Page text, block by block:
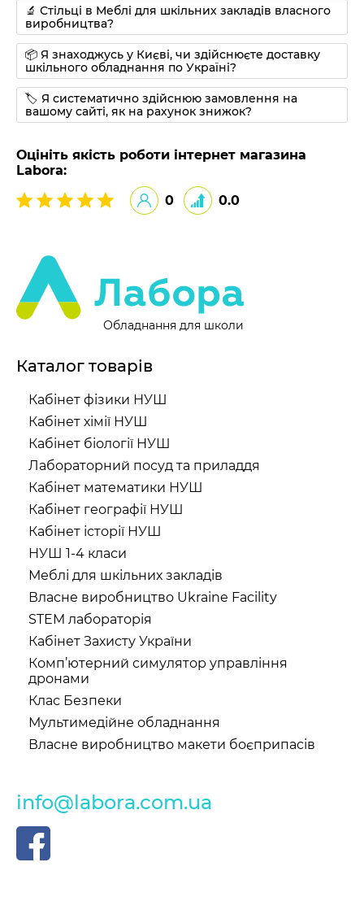
🔬 Стільці в Меблі для шкільних закладів власного
виробництва?
📦 Я знаходжусь у Києві, чи здійснюєте доставку
шкільного обладнання по Україні?
🏷 Я систематично здійснюю замовлення на
вашому сайті, як на рахунок знижок?
Оцініть якість роботи інтернет магазина
Labora:
0
0.0
Обладнання для школи
Каталог товарів
Кабінет фізики НУШ
Кабінет хімії НУШ
Кабінет біології НУШ
Лабораторний посуд та приладдя
Кабінет математики НУШ
Кабінет географії НУШ
Кабінет історії НУШ
НУШ 1-4 класи
Меблі для шкільних закладів
Власне виробництво Ukraine Facility
STEM лабораторія
Кабінет Захисту України
Комп’ютерний симулятор управління
дронами
Клас Безпеки
Мультимедійне обладнання
Власне виробництво макети боєприпасів
info@labora.com.ua